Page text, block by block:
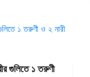
গুলিতে ১ তরুণী